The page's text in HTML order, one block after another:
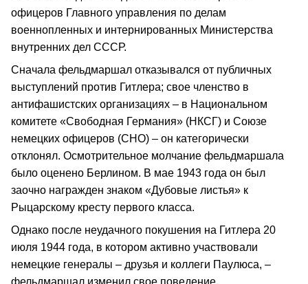
офицеров Главного управления по делам
военнопленных и интернированных Министерства
внутренних дел СССР.
Сначала фельдмаршал отказывался от публичных
выступлений против Гитлера; свое членство в
антифашистских организациях – в Национальном
комитете «Свободная Германия» (НКСГ) и Союзе
немецких офицеров (СНО) – он категорически
отклонял. Осмотрительное молчание фельдмаршала
было оценено Берлином. В мае 1943 года он был
заочно награжден знаком «Дубовые листья» к
Рыцарскому кресту первого класса.
Однако после неудачного покушения на Гитлера 20
июля 1944 года, в котором активно участвовали
немецкие генералы – друзья и коллеги Паулюса, –
фельдмаршал изменил свое поведение.